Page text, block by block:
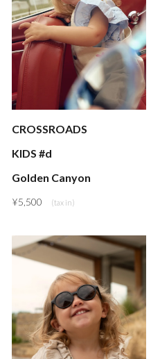
CROSSROADS
KIDS #d
Golden Canyon
¥5,500